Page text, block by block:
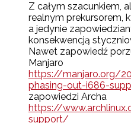
Z całym szacunkiem,
realnym prekursorem,
a jedynie
konsekwencją
Nawet zapowiedź
Manjaro
https://manjaro.org/
phasing-out-i686-
zapowiedzi Archa
https://
support/